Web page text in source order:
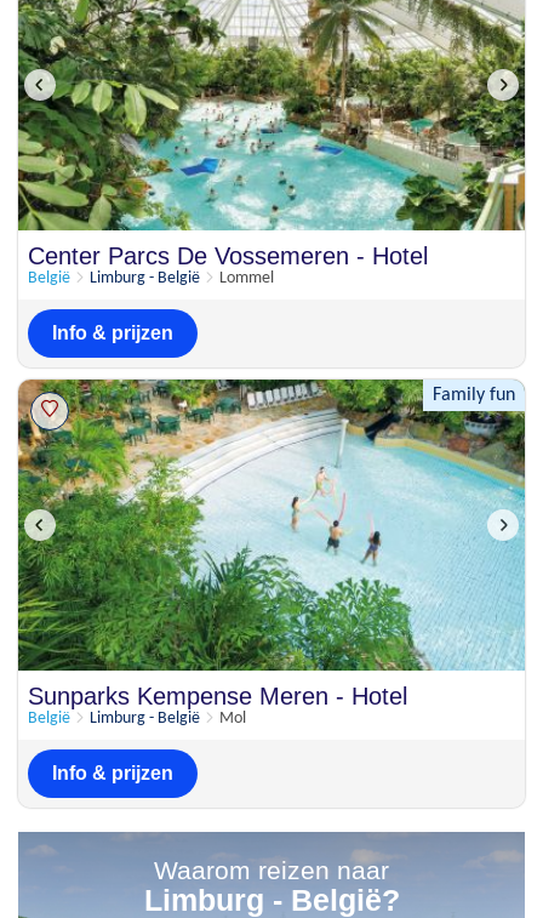
Center Parcs De Vossemeren - Hotel
België Limburg - België Lommel
Info & prijzen
Family fun
Sunparks Kempense Meren - Hotel
België Limburg - België Mol
Info & prijzen
Waarom reizen naar
Limburg - België?